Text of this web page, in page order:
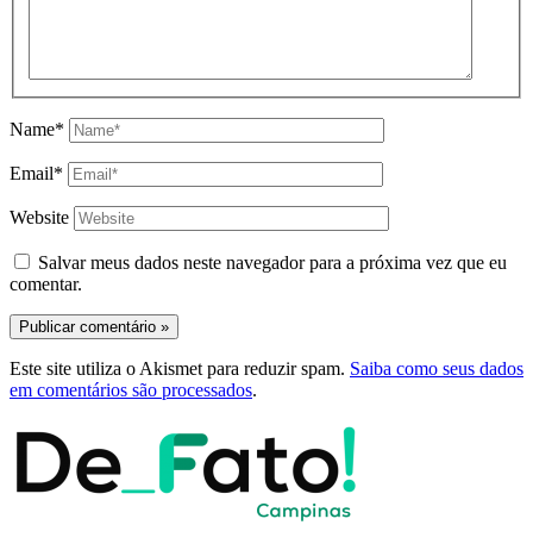
Name*
Email*
Website
Salvar meus dados neste navegador para a próxima vez que eu
comentar.
Este site utiliza o Akismet para reduzir spam. Saiba como seus dados
em comentários são processados.